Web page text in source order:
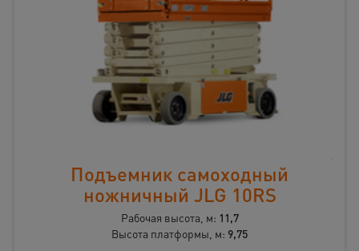
Подъемник самоходный
ножничный JLG 10RS
Рабочая высота, м: 11,7
Высота платформы, м: 9,75